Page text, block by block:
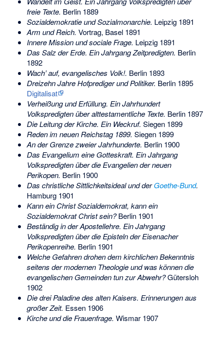
freie Texte. Berlin 1889
Sozialdemokratie und Sozialmonarchie. Leipzig 1891
Arm und Reich. Vortrag, Basel 1891
Innere Mission und sociale Frage. Leipzig 1891
Das Salz der Erde. Ein Jahrgang Zeitpredigten. Berlin
1892
Wach’ auf, evangelisches Volk!. Berlin 1893
Dreizehn Jahre Hofprediger und Politiker. Berlin 1895
Digitalisat
Verheißung und Erfüllung. Ein Jahrhundert
Volkspredigten über alttestamentliche Texte. Berlin 1897
Die Leitung der Kirche. Ein Weckruf. Siegen 1899
Reden im neuen Reichstag 1899. Siegen 1899
An der Grenze zweier Jahrhunderte. Berlin 1900
Das Evangelium eine Gotteskraft. Ein Jahrgang
Volkspredigten über die Evangelien der neuen
Perikopen. Berlin 1900
Das christliche Sittlichkeitsideal und derGoethe-Bund.
Hamburg 1901
Kann ein Christ Sozialdemokrat, kann ein
Sozialdemokrat Christ sein?Berlin 1901
Beständig in der Apostellehre. Ein Jahrgang
Volkspredigten über die Episteln der Eisenacher
Perikopenreihe. Berlin 1901
Welche Gefahren drohen dem kirchlichen Bekenntnis
seitens der modernen Theologie und was können die
evangelischen Gemeinden tun zur Abwehr?Gütersloh
1902
Die drei Paladine des alten Kaisers. Erinnerungen aus
großer Zeit. Essen 1906
Kirche und die Frauenfrage. Wismar 1907